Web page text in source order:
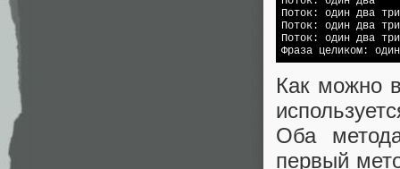
Поток: один два
Поток: один два
Поток: один два
Фраза целиком:
Как можно
Оба
первый